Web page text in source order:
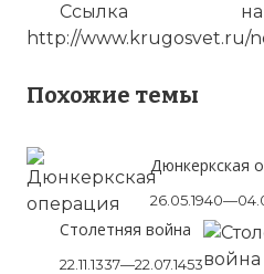
Ссылка
http://www.krugosvet.ru/
Похожие темы
Дюнкеркская
Столетняя война
22.11.1337—22.07.1453